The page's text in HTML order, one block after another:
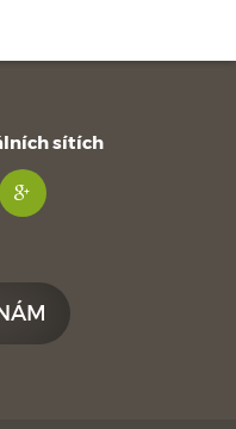
sítích